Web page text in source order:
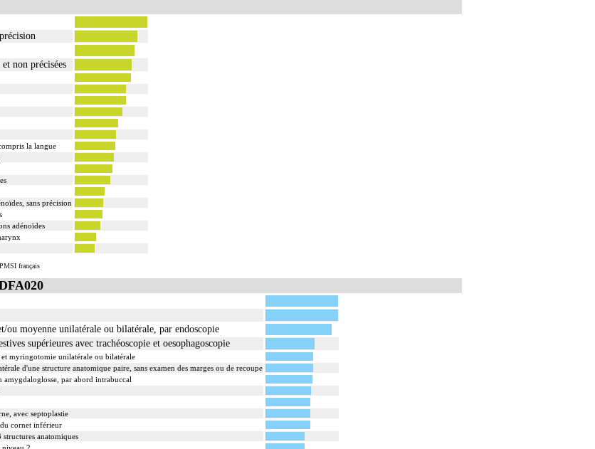
non précisées
la langue
sans précision
adénoïdes
français
moyenne unilatérale ou bilatérale, par endoscopie
supérieures avec trachéoscopie et oesophagoscopie
myringotomie unilatérale ou bilatérale
d'une structure anatomique paire, sans examen des marges ou de recoupe
amygdaloglosse, par abord intrabuccal
avec septoplastie
cornet inférieur
anatomiques